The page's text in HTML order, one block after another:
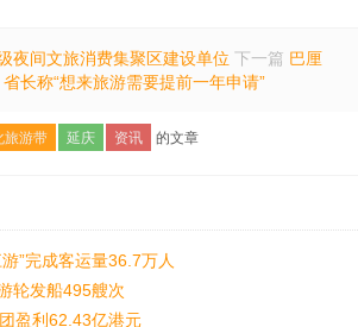
夜间文旅消费集聚区建设单位 下一篇 巴厘
长称“想来旅游需要提前一年申请”
旅游带 延庆 资讯 的文章
”完成客运量36.7万人
轮发船495艘次
盈利62.43亿港元